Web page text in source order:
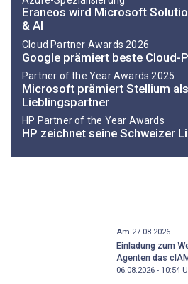
Eraneos wird Microsoft
& AI
Cloud Partner Awards 2026
Google prämiert beste Cloud-
Partner of the Year Awards 2025
Microsoft prämiert Stellium
Lieblingspartner
HP Partner of the Year Awards
HP zeichnet seine Schweizer
Am 27.08.2026
Einladung zum
Agenten das
06.08.2026 - 10:54